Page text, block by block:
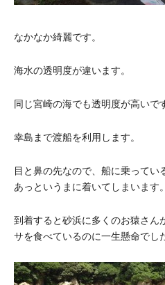
なかなか綺麗です。
海水の透明度が違います。
同じ宮崎の海でも透明度が高いで
幸島まで渡船を利用します。
目と鼻の先なので、船に乗ってい
あっというまに着いてしまいます。
到着すると砂浜に多くのお猿さん
サを食べているのに一生懸命でし